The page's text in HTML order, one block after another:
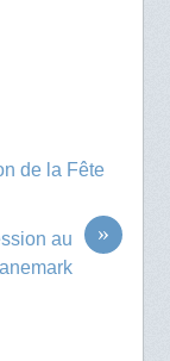
de la Fête
»
au